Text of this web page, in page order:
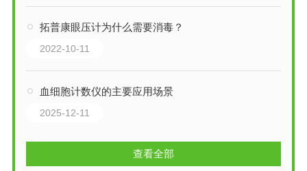
拓普康眼压计为什么需要消毒？
2022-10-11
血细胞计数仪的主要应用场景
2025-12-11
查看全部